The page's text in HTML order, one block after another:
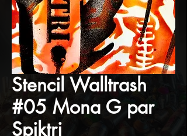
Stencil Walltrash
#05 Mona G par
Spiktri